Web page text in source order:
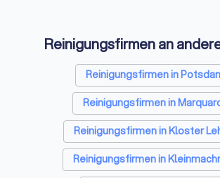
Kammerjäger in Werder
Sicherheitstechniker in Werder
Trockenbauer in Werder
Sanitärinstallateure in Werder
Fliesenleger in Werder
Reinigungsfirmen an
Reinigungsfirmen in
Reinigungsfirmen in
Reinigungsfirmen in Kloster
Reinigungsfirmen in